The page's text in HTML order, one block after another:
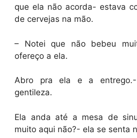
que ela não acorda- estava
de cervejas na mão.
– Notei que não bebeu
ofereço a ela.
Abro pra ela e a entrego.-
gentileza.
Ela anda até a mesa de
muito aqui não?- ela se senta